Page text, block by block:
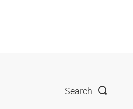
Search